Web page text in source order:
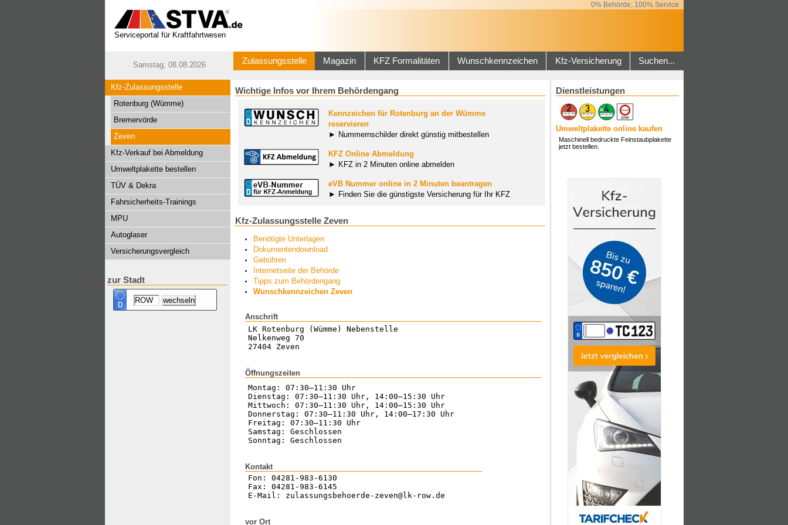
0% Behörde, 100% Service
Serviceportal für Kraftfahrtwesen
Samstag, 08.08.2026 Zulassungsstelle Magazin KFZ Formalitäten Wunschkennzeichen Kfz-Versicherung Suchen...
Kfz-Zulassungsstelle
Rotenburg (Wümme)
Bremervörde
Zeven
Kfz-Verkauf bei Abmeldung
Umweltplakette bestellen
TÜV & Dekra
Fahrsicherheits-Trainings
MPU
Autoglaser
Versicherungsvergleich
zur Stadt
Wichtige Infos vor Ihrem Behördengang
Kennzeichen für Rotenburg an der Wümme
reservieren
► Nummernschilder direkt günstig mitbestellen
KFZ Online Abmeldung
► KFZ in 2 Minuten online abmelden
eVB Nummer online in 2 Minuten beantragen
► Finden Sie die günstigste Versicherung für Ihr KFZ
Kfz-Zulassungsstelle Zeven
Benötigte Unterlagen
Dokumentendownload
Gebühren
Internetseite der Behörde
Tipps zum Behördengang
Wunschkennzeichen Zeven
Anschrift
LK Rotenburg (Wümme) Nebenstelle
Nelkenweg 70
27404 Zeven
Öffnungszeiten
Montag: 07:30–11:30 Uhr
Dienstag: 07:30–11:30 Uhr, 14:00–15:30 Uhr
Mittwoch: 07:30–11:30 Uhr, 14:00–15:30 Uhr
Donnerstag: 07:30–11:30 Uhr, 14:00–17:30 Uhr
Freitag: 07:30–11:30 Uhr
Samstag: Geschlossen
Sonntag: Geschlossen
Kontakt
Fon: 04281-983-6130
Fax: 04281-983-6145
E-Mail: zulassungsbehoerde-zeven@lk-row.de
vor Ort
Dienstleistungen
Umweltplakette online kaufen
Maschinell bedruckte Feinstaubplakette
jetzt bestellen.